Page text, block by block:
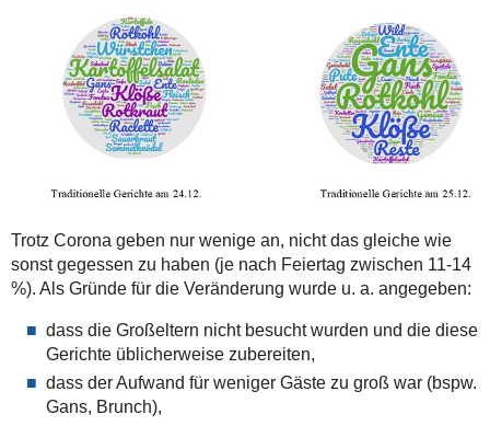
Trotz Corona geben nur wenige an, nicht das gleiche wie
sonst gegessen zu haben (je nach Feiertag zwischen 11-14
%). Als Gründe für die Veränderung wurde u. a. angegeben:
dass die Großeltern nicht besucht wurden und die diese
Gerichte üblicherweise zubereiten,
dass der Aufwand für weniger Gäste zu groß war (bspw.
Gans, Brunch),